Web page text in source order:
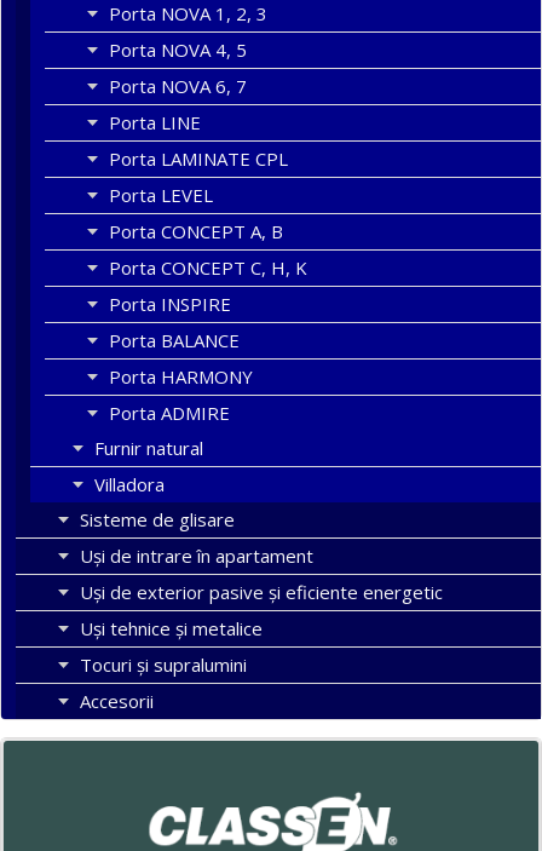
Porta NOVA 1, 2, 3
Porta NOVA 4, 5
Porta NOVA 6, 7
Porta LINE
Porta LAMINATE CPL
Porta LEVEL
Porta CONCEPT A, B
Porta CONCEPT C, H, K
Porta INSPIRE
Porta BALANCE
Porta HARMONY
Porta ADMIRE
Furnir natural
Villadora
Sisteme de glisare
Uși de intrare în apartament
Uşi de exterior pasive şi eficiente energetic
Uși tehnice și metalice
Tocuri şi supralumini
Accesorii